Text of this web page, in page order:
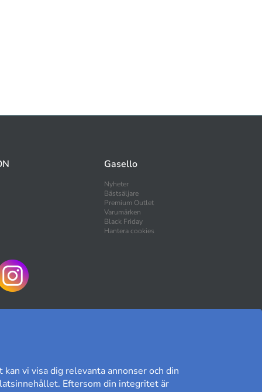
Gasello
Nyheter
Bästsäljare
Premium Outlet
Varumärken
Black Friday
Hantera cookies
vi visa dig relevanta annonser och din
Eftersom din integritet är